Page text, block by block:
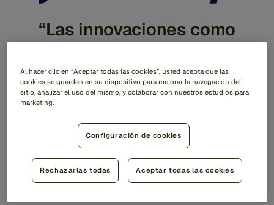
“Las innovaciones como
Feedzai IQ contribuyen
significativamente a la
capacidad de la industria para
adaptarse a las amenazas
emergentes y mejorar la
efectividad operativa”.
Matt Riley, Presidente de Soluciones de Cortesía en
Al hacer clic en “Aceptar todas las cookies”, usted acepta que las
cookies se guarden en su dispositivo para mejorar la navegación del
sitio, analizar el uso del mismo, y colaborar con nuestros estudios para
marketing.
Configuración de cookies
Rechazarlas todas Aceptar todas las cookies